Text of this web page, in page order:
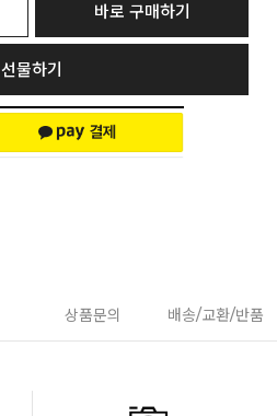
바로 구매하기
선물하기
상품문의 배송/교환/반품